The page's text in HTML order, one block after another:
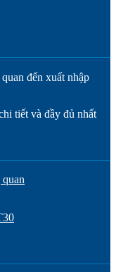
đến xuất nhập
tiết và đầy đủ nhất
quan